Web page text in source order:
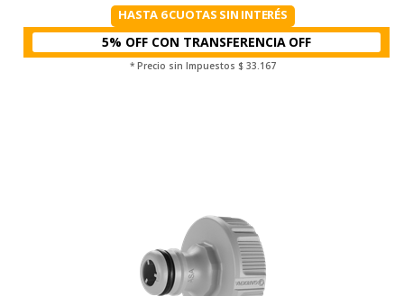
HASTA 6 CUOTAS SIN INTERÉS
5% OFF CON TRANSFERENCIA
* Precio sin Impuestos $ 33.167